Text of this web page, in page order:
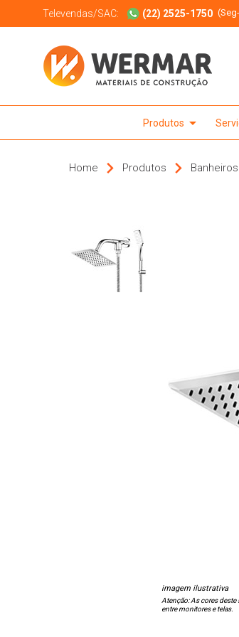
Televendas/SAC: (22) 2525-1750
Produtos arrow_drop_down
Home Produtos Banheiros
imagem ilustrativa
Atenção: As cores
entre monitores e telas.